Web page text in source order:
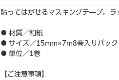
貼ってはがせるマスキングテ―プ。
● 材質／和紙
● サイズ／15mm×7m8巻入りパック
● 単位／1巻
【ご注意事項】